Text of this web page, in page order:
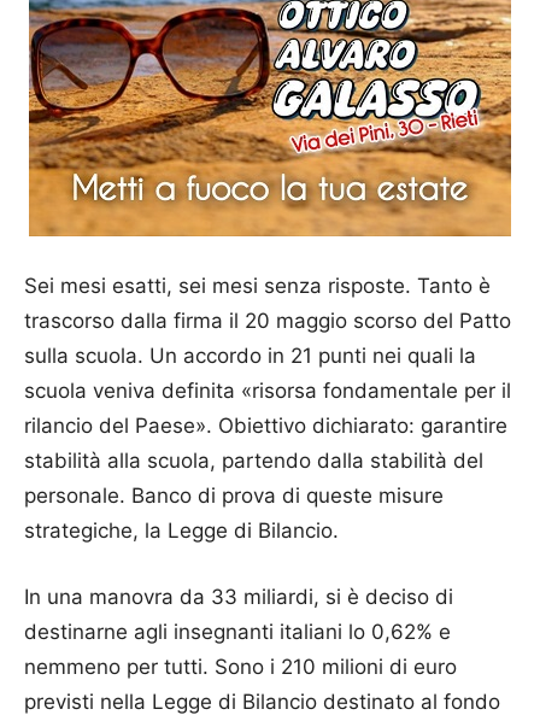
Sei mesi esatti, sei mesi senza risposte. Tanto è
trascorso dalla firma il 20 maggio scorso del Patto
sulla scuola. Un accordo in 21 punti nei quali la
scuola veniva definita «risorsa fondamentale per il
rilancio del Paese». Obiettivo dichiarato: garantire
stabilità alla scuola, partendo dalla stabilità del
personale. Banco di prova di queste misure
strategiche, la Legge di Bilancio.
In una manovra da 33 miliardi, si è deciso di
destinarne agli insegnanti italiani lo 0,62% e
nemmeno per tutti. Sono i 210 milioni di euro
previsti nella Legge di Bilancio destinato al fondo